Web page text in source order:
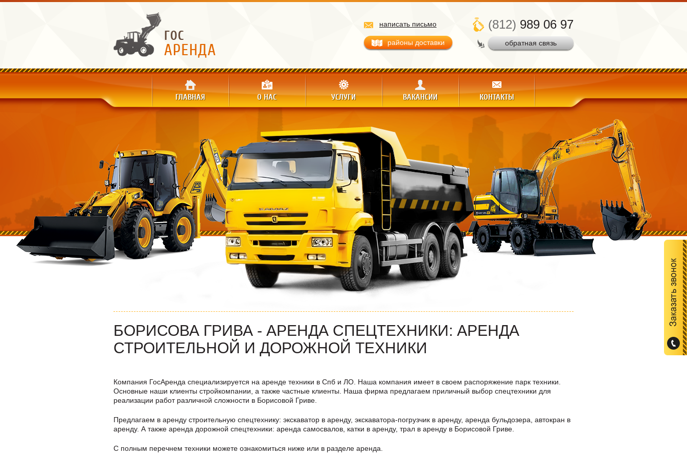
написать письмо
районы доставки
(812) 989 06 97
обратная связь
ГЛАВНАЯ О НАС УСЛУГИ ВАКАНСИИ КОНТАКТЫ
БОРИСОВА ГРИВА - АРЕНДА СПЕЦТЕХНИКИ: АРЕНДА
СТРОИТЕЛЬНОЙ И ДОРОЖНОЙ ТЕХНИКИ
Компания ГосАренда специализируется на аренде техники в Спб и ЛО. Наша компания имеет в своем распоряжение парк техники.
Основные наши клиенты стройкомпании, а также частные клиенты. Наша фирма предлагаем приличный выбор спецтехники для
реализации работ различной сложности в Борисовой Гриве
Предлагаем в аренду строительную спецтехнику: экскаватор в аренду, экскаватора-погрузчик в аренду, аренда бульдозера, автокран в
аренду. А также аренда дорожной спецтехники: аренда самосвалов, катки в аренду, трал в аренду в Борисовой Гриве
C полным перечнем техники можете ознакомиться ниже или в разделе аренда.